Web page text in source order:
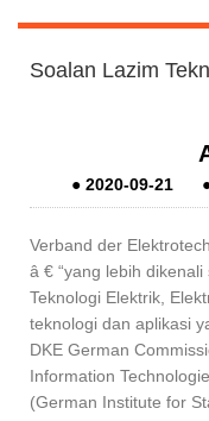
Soalan Lazim
● 2020-09-21
Verband der
â € “yang lebih
Teknologi Elektrik,
teknologi dan aplikasi
DKE German
Information
(German Institute for